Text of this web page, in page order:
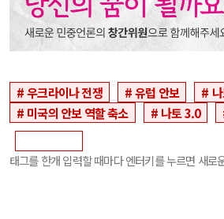
우크라이나 전쟁 유럽 안보
미국의 안보 역할 축소
나토 3.0
태그를 한개 입력할 때마다 엔터키를 누르면 새로